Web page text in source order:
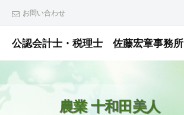
へ
ス
お問い合わせ
公認会計士・税理士 佐藤宏章事務所
公
認
農業 十和田美人